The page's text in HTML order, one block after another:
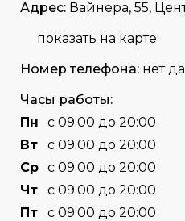
Адрес: Вайнера, 55,
показать на карте
Номер телефона: нет
Часы работы:
Пн
с 09:00 до 20:00
Вт
с 09:00 до 20:00
Cр с 09:00 до 20:00
Чт
с 09:00 до 20:00
Пт
с 09:00 до 20:00